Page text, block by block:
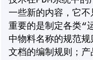
一些新的内容，它
重要的是制定各类“
中物料名称的规范
文档的编制规则；